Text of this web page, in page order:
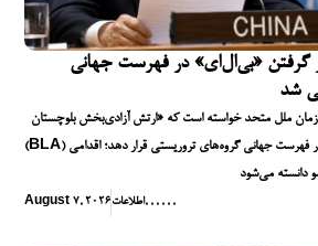
گرفتن «بی‌ال‌ای» در فهرست جهانی
شد
ملل متحد خواسته است که «ارتش آزادی‌بخش بلوچستان»
(BLA) و «بریگاد مجید» را فوراً در فهرست جهانی گروه‌های تروریستی قرار دهد؛ اقدامی
دانسته می‌شود
August 7, 2026اطلاعات, , , , , ,